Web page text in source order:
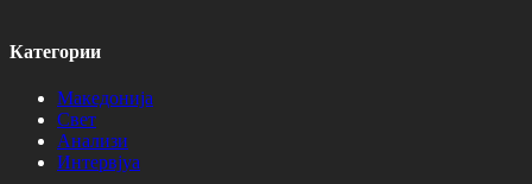
Категории
Македонија
Свет
Анализи
Интервјуа